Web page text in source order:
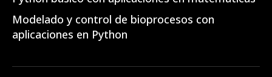
Modelado y control de bioprocesos con
aplicaciones en Python